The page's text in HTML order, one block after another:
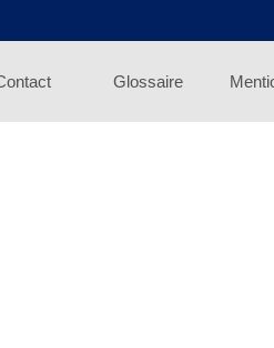
Glossaire